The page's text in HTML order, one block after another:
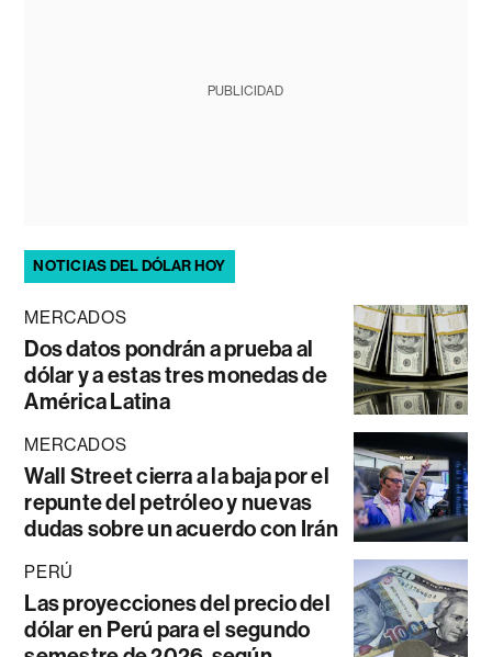
PUBLICIDAD
NOTICIAS DEL DÓLAR HOY
MERCADOS
Dos datos pondrán a prueba al
dólar y a estas tres monedas de
América Latina
MERCADOS
Wall Street cierra a la baja por el
repunte del petróleo y nuevas
dudas sobre un acuerdo con Irán
PERÚ
Las proyecciones del precio del
dólar en Perú para el segundo